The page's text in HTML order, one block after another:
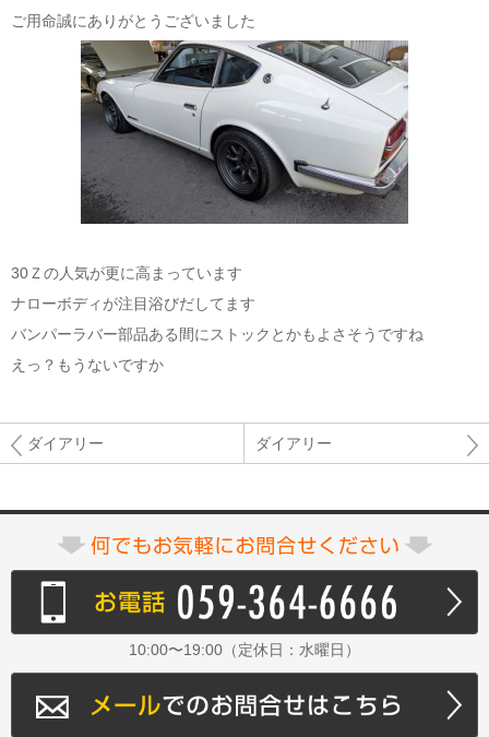
ご用命誠にありがとうございました
30Ｚの人気が更に高まっています
ナローボディが注目浴びだしてます
バンパーラバー部品ある間にストックとかもよさそうですね
えっ？もうないですか
ダイアリー ダイアリー
10:00〜19:00（定休日：水曜日）